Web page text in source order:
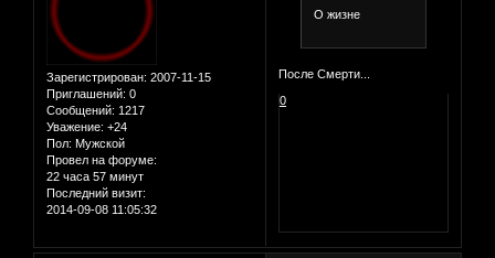
Зарегистрирован: 2007-11-15
Приглашений: 0
Сообщений: 1217
Уважение: +24
Пол: Мужской
Провел на форуме:
22 часа 57 минут
Последний визит:
2014-09-08 11:05:32
О жизне
После Смерти...
0